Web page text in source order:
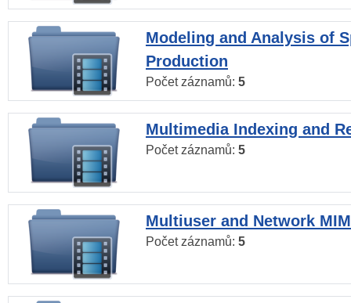
Modeling and Analysis of
Production
Počet záznamů: 5
Multimedia Indexing and
Počet záznamů: 5
Multiuser and Network
Počet záznamů: 5